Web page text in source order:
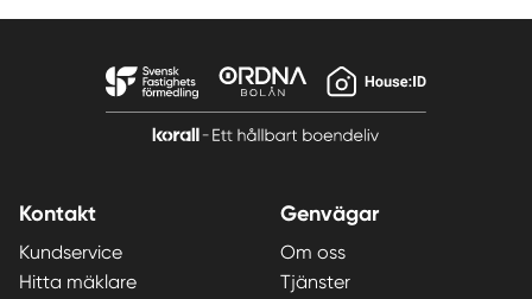
Kontakt
Kundservice
Hitta mäklare
Genvägar
Om oss
Tjänster